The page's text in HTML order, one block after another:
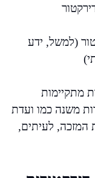
(למשל, ידע
מתקיימות
משנה כמו ועדת
המזכה, לעיתים,